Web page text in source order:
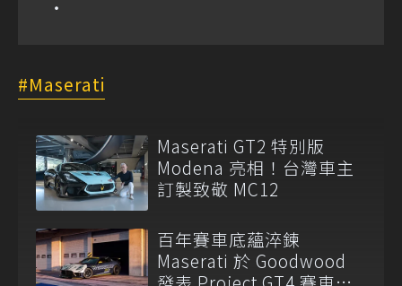
Maserati
Maserati GT2 特別版
Modena 亮相！台灣車主
訂製致敬 MC12
百年賽車底蘊淬鍊
Maserati 於 Goodwood